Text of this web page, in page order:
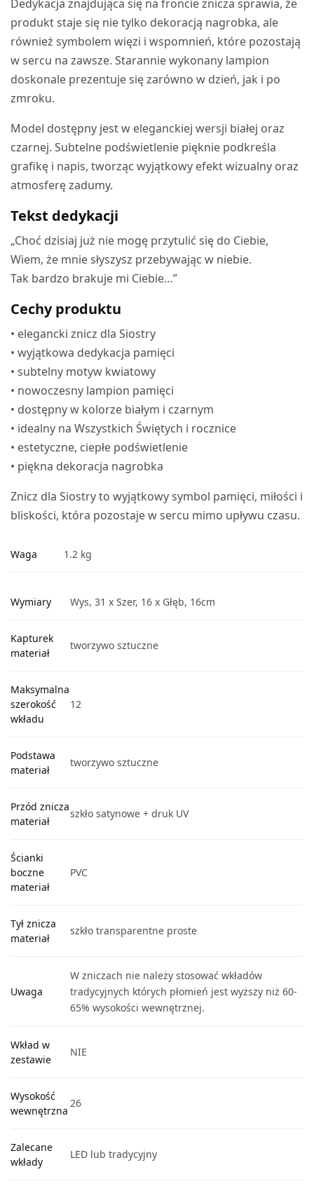
Dedykacja znajdująca się na froncie znicza sprawia, że
produkt staje się nie tylko dekoracją nagrobka, ale
również symbolem więzi i wspomnień, które pozostają
w sercu na zawsze. Starannie wykonany lampion
doskonale prezentuje się zarówno w dzień, jak i po
zmroku.
Model dostępny jest w eleganckiej wersji białej oraz
czarnej. Subtelne podświetlenie pięknie podkreśla
grafikę i napis, tworząc wyjątkowy efekt wizualny oraz
atmosferę zadumy.
Tekst dedykacji
„Choć dzisiaj już nie mogę przytulić się do Ciebie,
Wiem, że mnie słyszysz przebywając w niebie.
Tak bardzo brakuje mi Ciebie…”
Cechy produktu
• elegancki znicz dla Siostry
• wyjątkowa dedykacja pamięci
• subtelny motyw kwiatowy
• nowoczesny lampion pamięci
• dostępny w kolorze białym i czarnym
• idealny na Wszystkich Świętych i rocznice
• estetyczne, ciepłe podświetlenie
• piękna dekoracja nagrobka
Znicz dla Siostry to wyjątkowy symbol pamięci, miłości i
bliskości, która pozostaje w sercu mimo upływu czasu.
Waga 1.2 kg
Wymiary Wys, 31 x Szer, 16 x Głęb, 16cm
Kapturek
materiał
tworzywo sztuczne
Maksymalna
szerokość
wkładu
12
Podstawa
materiał
tworzywo sztuczne
Przód znicza
materiał
szkło satynowe + druk UV
Ścianki
boczne
materiał
PVC
Tył znicza
materiał
szkło transparentne proste
Uwaga
W zniczach nie należy stosować wkładów
tradycyjnych których płomień jest wyższy niż 60-
65% wysokości wewnętrznej.
Wkład w
zestawie
NIE
Wysokość
wewnętrzna
26
Zalecane
wkłady
LED lub tradycyjny